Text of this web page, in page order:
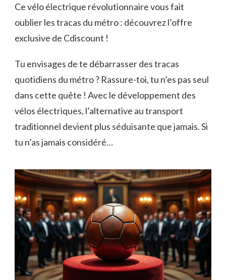
Ce vélo électrique révolutionnaire vous fait
oublier les tracas du métro : découvrez l’offre
exclusive de Cdiscount !
Tu envisages de te débarrasser des tracas
quotidiens du métro ? Rassure-toi, tu n’es pas seul
dans cette quête ! Avec le développement des
vélos électriques, l’alternative au transport
traditionnel devient plus séduisante que jamais. Si
tu n’as jamais considéré…